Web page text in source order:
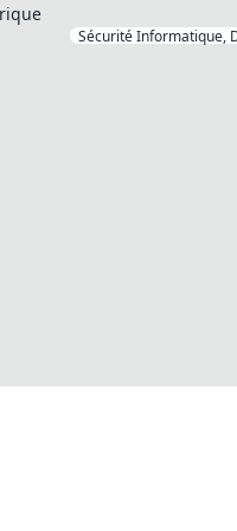
Sécurité Informatique,